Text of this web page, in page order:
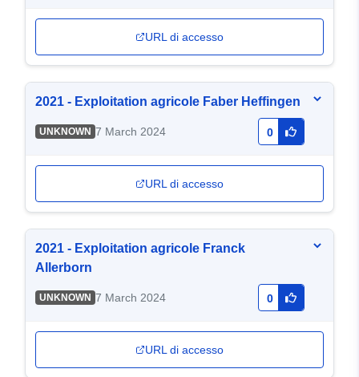
URL di accesso
2021 - Exploitation agricole Faber Heffingen
UNKNOWN 7 March 2024 0
URL di accesso
2021 - Exploitation agricole Franck
Allerborn
UNKNOWN 7 March 2024 0
URL di accesso